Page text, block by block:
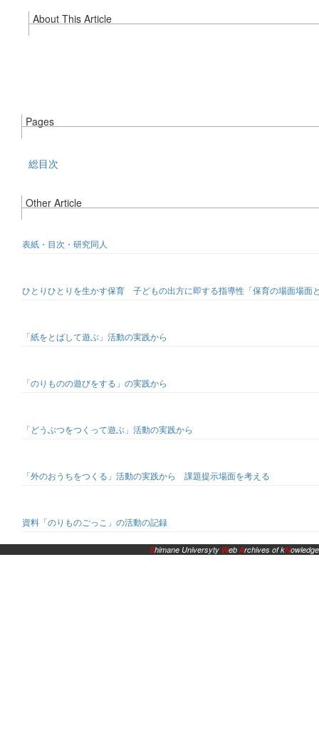
About This Article
Pages
総目次
Other Article
表紙・目次・研究同人
ひとりひとりを生かす保育 子どもの出方に即する指導性「保育の場面場面
「紙をとばして遊ぶ」活動の実践から
「のりものの遊びをする」の実践から
「どうぶつをつくって遊ぶ」活動の実践から
「外のおうちをつくる」活動の実践から 課題提示場面を考える
資料「のりものごっこ」の活動の記録
Shimane Universyty WebArchives of kNowledge